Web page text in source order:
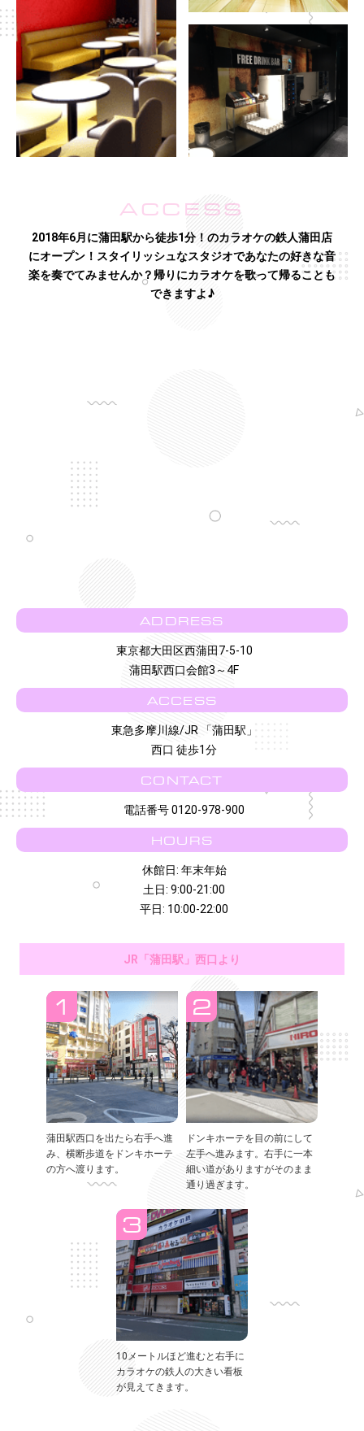
ACCESS
2018年6月に蒲田駅から徒歩1分！のカラオケの鉄人蒲田店
にオープン！スタイリッシュなスタジオであなたの好きな音
楽を奏でてみませんか？帰りにカラオケを歌って帰ることも
できますよ♪
ADDRESS
東京都大田区西蒲田7-5-10
蒲田駅西口会館3～4F
ACCESS
東急多摩川線/JR 「蒲田駅」
西口 徒歩1分
CONTACT
電話番号 0120-978-900
HOURS
休館日: 年末年始
土日: 9:00-21:00
平日: 10:00-22:00
JR「蒲田駅」西口より
蒲田駅西口を出たら右手へ進
み、横断歩道をドンキホーテ
の方へ渡ります。
ドンキホーテを目の前にして
左手へ進みます。右手に一本
細い道がありますがそのまま
通り過ぎます。
10メートルほど進むと右手に
カラオケの鉄人の大きい看板
が見えてきます。